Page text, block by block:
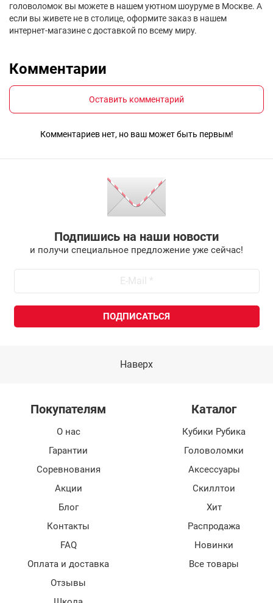
головоломок вы можете в нашем уютном шоуруме в Москве. А
если вы живете не в столице, оформите заказ в нашем
интернет-магазине с доставкой по всему миру.
Комментарии
Оставить комментарий
Комментариев нет, но ваш может быть первым!
Подпишись на наши новости
и получи специальное предложение уже сейчас!
Наверх
Покупателям
О нас
Гарантии
Соревнования
Акции
Блог
Контакты
FAQ
Оплата и доставка
Отзывы
Каталог
Кубики Рубика
Головоломки
Аксессуары
Скиллтои
Хит
Распродажа
Новинки
Все товары